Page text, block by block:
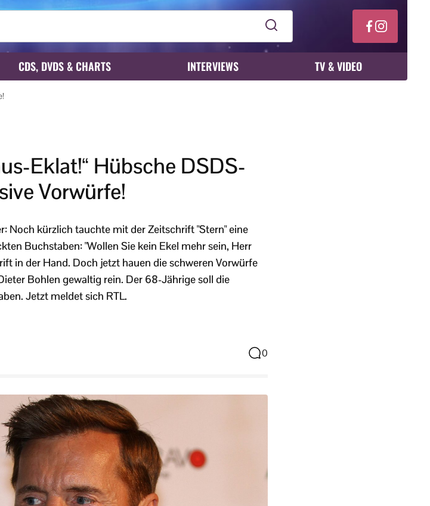
CDS, DVDS & CHARTS INTERVIEWS TV & VIDEO
Eklat!“ Hübsche DSDS-
Vorwürfe!
Noch kürzlich tauchte mit der Zeitschrift "Stern" eine
Buchstaben: "Wollen Sie kein Ekel mehr sein, Herr
in der Hand. Doch jetzt hauen die schweren Vorwürfe
Bohlen gewaltig rein. Der 68-Jährige soll die
Jetzt meldet sich RTL.
0